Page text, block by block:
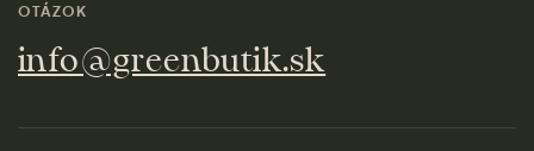
OTÁZOK
info@greenbutik.sk